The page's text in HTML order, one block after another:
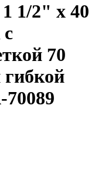
1/2" х 40
70
70089